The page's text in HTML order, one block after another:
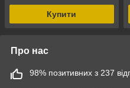
Купити
Про нас
98% позитивних з 237